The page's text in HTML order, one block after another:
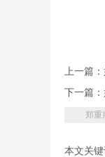
上一篇：
下一篇：
郑重
本文关键